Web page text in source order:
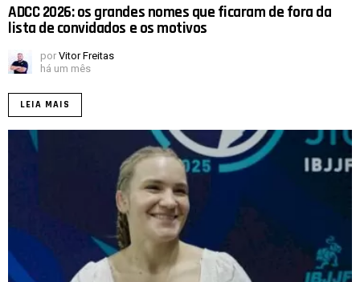
ADCC 2026: os grandes nomes que ficaram de fora da
lista de convidados e os motivos
por Vitor Freitas
há um mês
LEIA MAIS